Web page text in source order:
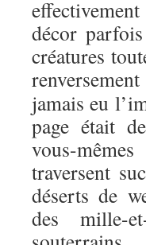
décor
créatures
jamais eu
page était
vous-
traversent
déserts de
des mille-